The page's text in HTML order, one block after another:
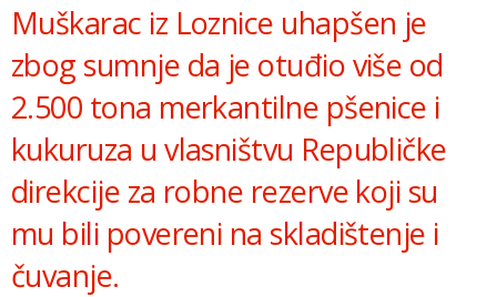
Muškarac iz Loznice uhapšen je
zbog sumnje da je otuđio više od
2.500 tona merkantilne pšenice i
kukuruza u vlasništvu Republičke
direkcije za robne rezerve koji su
mu bili povereni na skladištenje i
čuvanje.